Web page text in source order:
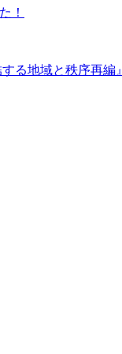
！
る地域と秩序再編